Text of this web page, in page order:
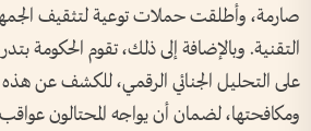
صارمة، وأطلقت حملات توعية لتثقيف
التقنية. وبالإضافة إلى ذلك، تقوم الحكومة
على التحليل الجنائي الرقمي، للكشف عن هذه
ومكافحتها، لضمان أن يواجه المحتالون